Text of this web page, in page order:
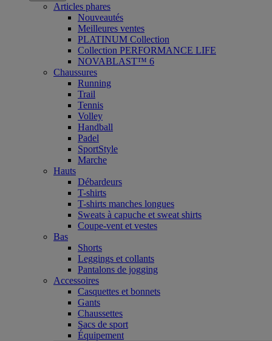
Articles phares
Nouveautés
Meilleures ventes
PLATINUM Collection
Collection PERFORMANCE LIFE
NOVABLAST™ 6
Chaussures
Running
Trail
Tennis
Volley
Handball
Padel
SportStyle
Marche
Hauts
Débardeurs
T-shirts
T-shirts manches longues
Sweats à capuche et sweat shirts
Coupe-vent et vestes
Bas
Shorts
Leggings et collants
Pantalons de jogging
Accessoires
Casquettes et bonnets
Gants
Chaussettes
Sacs de sport
Équipement